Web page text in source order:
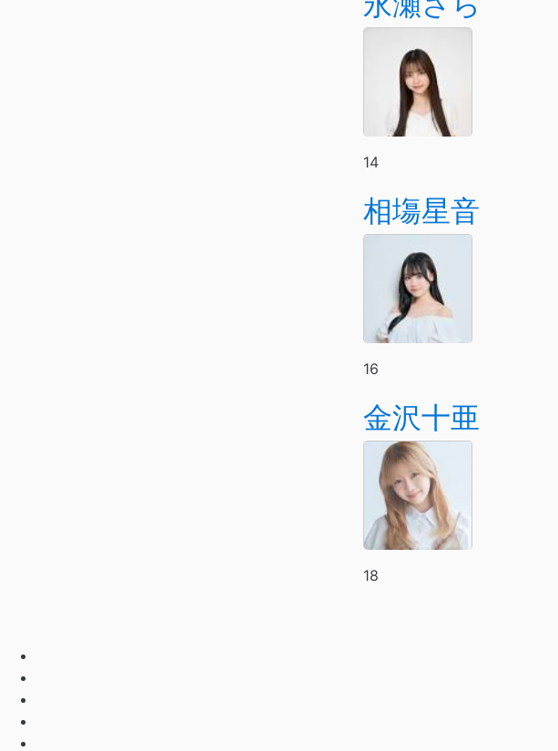
14
相塲星音
16
金沢十亜
18